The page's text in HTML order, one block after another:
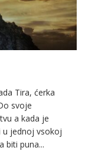
Tira, ćerka
svоје
a kada je
u jednoj vsokoj
biti puna...